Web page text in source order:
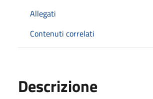
Allegati
Contenuti correlati
Descrizione